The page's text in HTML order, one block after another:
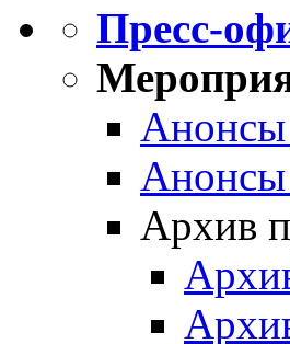
Пресс-
Анонсы
Анонсы
Архив